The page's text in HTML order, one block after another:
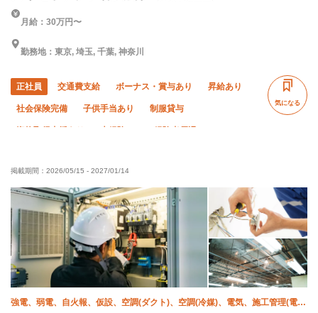
月給：30万円〜
勤務地：東京, 埼玉, 千葉, 神奈川
正社員 交通費支給 ボーナス・賞与あり 昇給あり
社会保険完備 子供手当あり 制服貸与
車・バイク通勤OK 転勤なし
気になる
掲載期間： 2026/05/15 - 2027/01/14
強電、弱電、自火報、仮設、空調(ダクト)、空調(冷媒)、電気、施工管理(電